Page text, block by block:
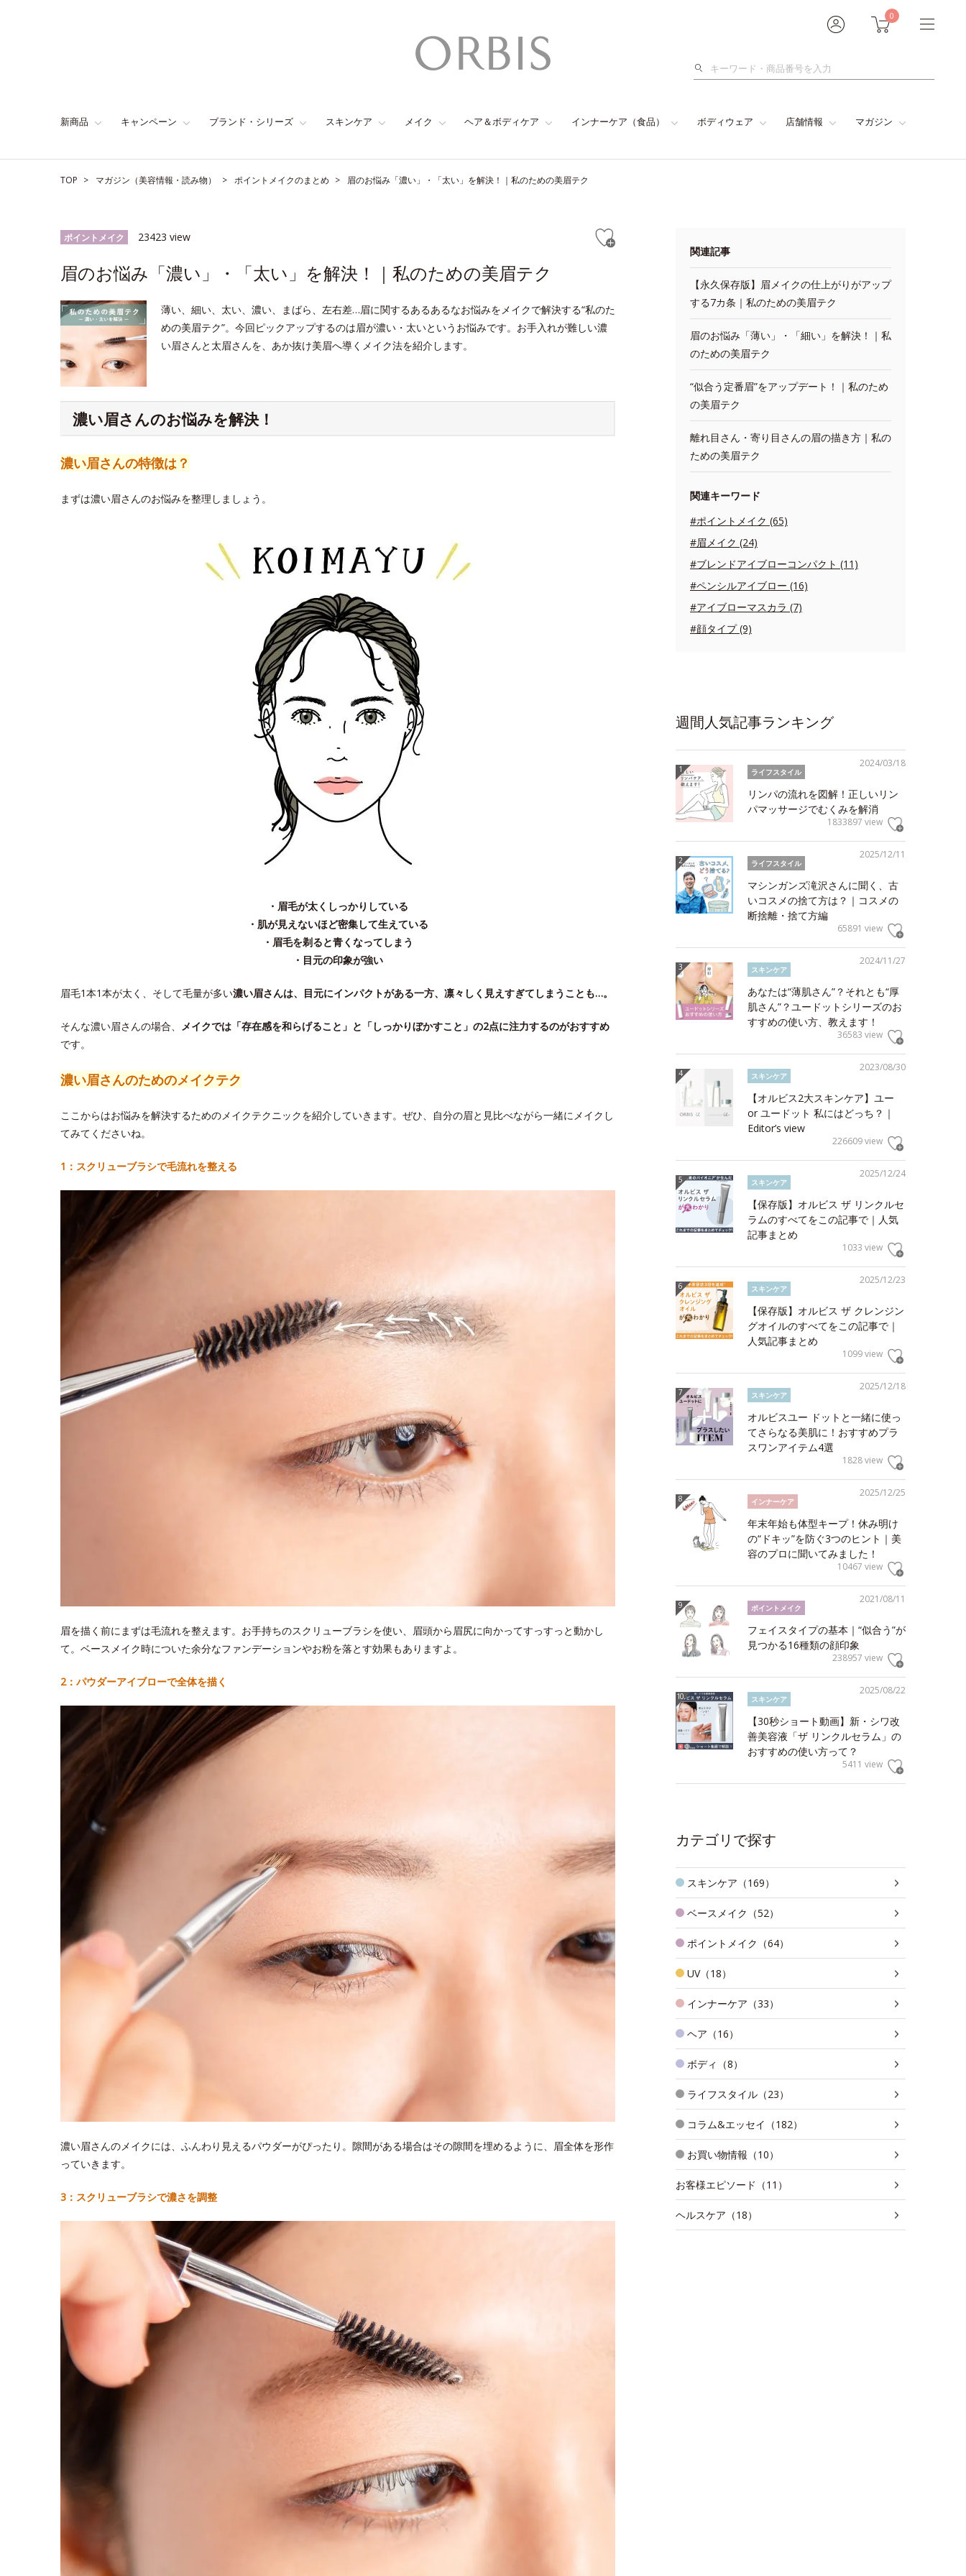
0
検
新商品 キャンペーン ブランド・シリーズ スキンケア メイク ヘア＆ボディケア インナーケア（食品） ボディウェア 店舗情報 マガジン
TOP マガジン（美容情報・読み物） ポイントメイクのまとめ 眉のお悩み「濃い」・「太い」を解決！｜私のための美眉テク
ポイントメイク 23423 view
眉のお悩み「濃い」・「太い」を解決！｜私のための美眉テク
薄い、細い、太い、濃い、まばら、左右差…眉に関するあるあるなお悩みをメイクで解決する“私のた
めの美眉テク”。今回ピックアップするのは眉が濃い・太いというお悩みです。お手入れが難しい濃
い眉さんと太眉さんを、あか抜け美眉へ導くメイク法を紹介します。
濃い眉さんのお悩みを解決！
濃い眉さんの特徴は？
まずは濃い眉さんのお悩みを整理しましょう。
・眉毛が太くしっかりしている
・肌が見えないほど密集して生えている
・眉毛を剃ると青くなってしまう
・目元の印象が強い
眉毛1本1本が太く、そして毛量が多い濃い眉さんは、目元にインパクトがある一方、凛々しく見えすぎてしまうことも…。
そんな濃い眉さんの場合、 メイクでは「存在感を和らげること」と「しっかりぼかすこと」の2点に注力するのがおすすめ
です。
濃い眉さんのためのメイクテク
ここからはお悩みを解決するためのメイクテクニックを紹介していきます。ぜひ、自分の眉と見比べながら一緒にメイクし
てみてくださいね。
1：スクリューブラシで毛流れを整える
眉を描く前にまずは毛流れを整えます。お手持ちのスクリューブラシを使い、眉頭から眉尻に向かってすっすっと動かし
て。ベースメイク時についた余分なファンデーションやお粉を落とす効果もありますよ。
2：パウダーアイブローで全体を描く
濃い眉さんのメイクには、ふんわり見えるパウダーがぴったり。隙間がある場合はその隙間を埋めるように、眉全体を形作
っていきます。
3：スクリューブラシで濃さを調整
関連記事
【永久保存版】眉メイクの仕上がりがアップ
する7カ条｜私のための美眉テク
眉のお悩み「薄い」・「細い」を解決！｜私
のための美眉テク
“似合う定番眉”をアップデート！｜私のため
の美眉テク
離れ目さん・寄り目さんの眉の描き方｜私の
ための美眉テク
関連キーワード
#ポイントメイク (65)
#眉メイク (24)
#ブレンドアイブローコンパクト (11)
#ペンシルアイブロー (16)
#アイブローマスカラ (7)
#顔タイプ (9)
週間人気記事ランキング
2024/03/18
ライフスタイル
リンパの流れを図解！正しいリン
パマッサージでむくみを解消
1833897 view
2025/12/11
ライフスタイル
マシンガンズ滝沢さんに聞く、古
いコスメの捨て方は？｜コスメの
断捨離・捨て方編
65891 view
2024/11/27
スキンケア
あなたは“薄肌さん”？それとも“厚
肌さん”？ユードットシリーズのお
すすめの使い方、教えます！
36583 view
2023/08/30
スキンケア
【オルビス2大スキンケア】ユー
or ユードット 私にはどっち？｜
Editor’s view
226609 view
2025/12/24
スキンケア
【保存版】オルビス ザ リンクルセ
ラムのすべてをこの記事で｜人気
記事まとめ
1033 view
2025/12/23
スキンケア
【保存版】オルビス ザ クレンジン
グオイルのすべてをこの記事で｜
人気記事まとめ
1099 view
2025/12/18
スキンケア
オルビスユー ドットと一緒に使っ
てさらなる美肌に！おすすめプラ
スワンアイテム4選
1828 view
2025/12/25
インナーケア
年末年始も体型キープ！休み明け
の“ドキッ”を防ぐ3つのヒント｜美
容のプロに聞いてみました！
10467 view
2021/08/11
ポイントメイク
フェイスタイプの基本｜“似合う”が
見つかる16種類の顔印象
238957 view
2025/08/22
スキンケア
【30秒ショート動画】新・シワ改
善美容液「ザ リンクルセラム」の
おすすめの使い方って？
5411 view
カテゴリで探す
スキンケア（169）
ベースメイク（52）
ポイントメイク（64）
UV（18）
インナーケア（33）
ヘア（16）
ボディ（8）
ライフスタイル（23）
コラム&エッセイ（182）
お買い物情報（10）
お客様エピソード（11）
ヘルスケア（18）